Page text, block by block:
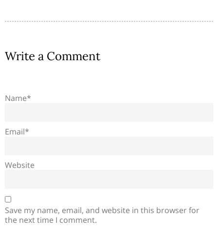
Write a Comment
Name*
Email*
Website
Save my name, email, and website in this browser for
the next time I comment.